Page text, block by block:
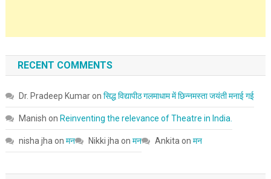
RECENT COMMENTS
Dr. Pradeep Kumaron सिद्ध विद्यापीठ गलमाधाम में छिन्नमस्ता जयंती मनाई गई
Manish on Reinventing the relevance of Theatre in India.
nisha jha on मन Nikki jha on मन Ankita on मन